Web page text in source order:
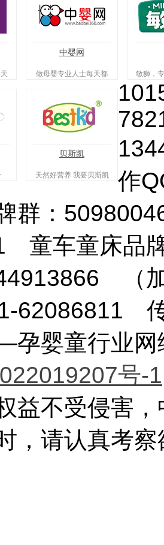
中婴网
做母婴专业人士每天都
敏狮，
辅
贝斯凯
天然好营养 我要贝斯凯
作
群：
童车童床品
（
62086811
婴童行业
号-1
益不受侵害
，请认真考